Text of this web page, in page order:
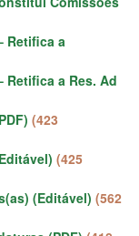
Retifica a
Retifica a Res. Ad
(423
(425
(Editável) (562